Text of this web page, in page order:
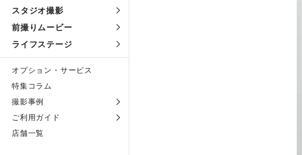
スタジオ撮影
前撮りムービー
ライフステージ
オプション・サービス
特集コラム
撮影事例
ご利用ガイド
店舗一覧